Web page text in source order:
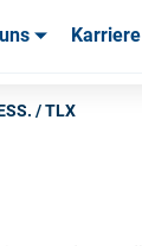
Karriere
/ TLX